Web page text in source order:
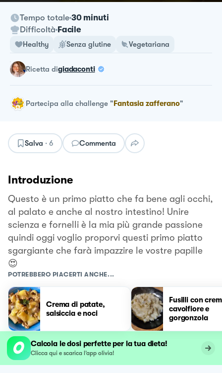
Tempo totale 30 minuti
Difficoltà Facile
Healthy Senza glutine Vegetariana
ricetta digiadaconti
Partecipa alla challenge "Fantasia zafferano"
Salva · 6 Commenta
Introduzione
Questo è un primo piatto che fa bene agli occhi,
al palato e anche al nostro intestino! Unire
scienza e fornelli è la mia più grande passione
quindi oggi voglio proporvi questi primo piatto
sgargiante che farà impazzire le vostre papille
😍
POTREBBERO PIACERTI ANCHE...
Crema di patate,
salsiccia e noci
Fusilli con
cavolfiore e
gorgonzola
Calcola le dosi perfette per la tua dieta!
Clicca qui e scarica l’app olivia!